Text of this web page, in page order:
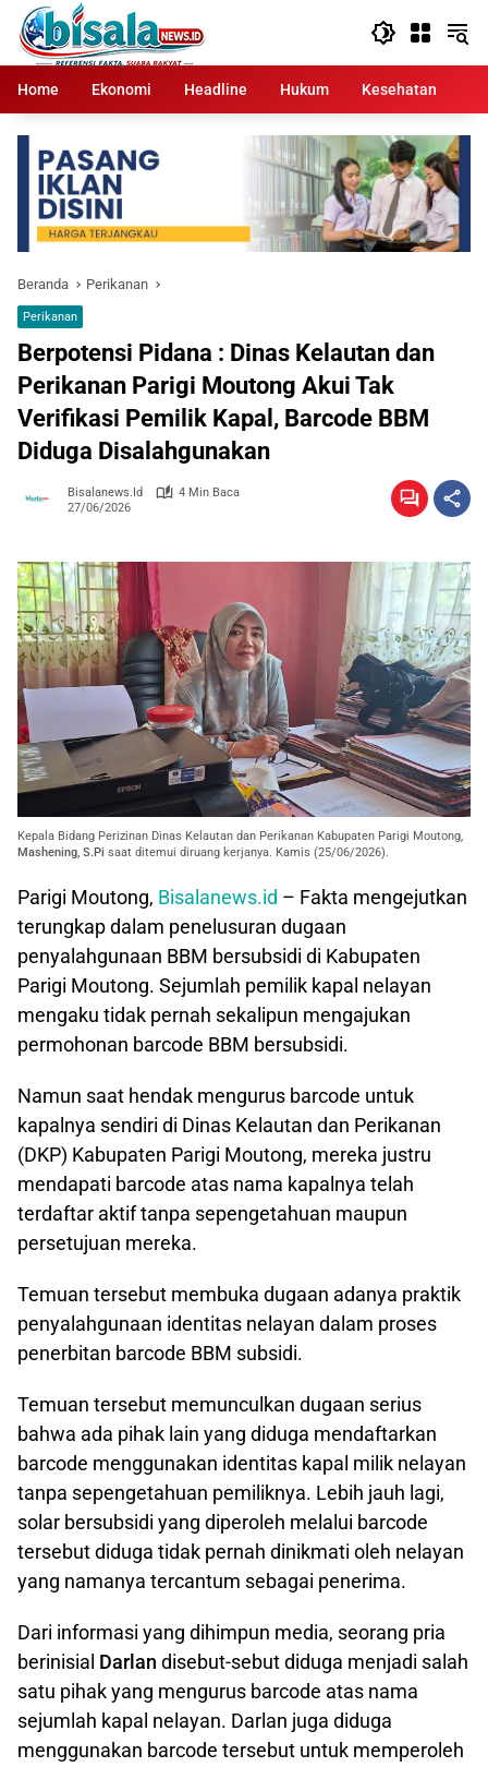
Langsung
konten
Home
Ekonomi Headline Hukum Kesehatan
Beranda Perikanan
Perikanan
Berpotensi Pidana : Dinas Kelautan dan
Perikanan Parigi Moutong Akui Tak
Verifikasi Pemilik Kapal, Barcode BBM
Diduga Disalahgunakan
Bisalanews.id
4 Min Baca
27/06/2026
Kepala Bidang Perizinan Dinas Kelautan dan Perikanan Kabupaten Parigi Moutong,
Mashening, S.Pi saat ditemui diruang kerjanya. Kamis (25/06/2026).
Parigi Moutong, Bisalanews.id – Fakta mengejutkan
terungkap dalam penelusuran dugaan
penyalahgunaan BBM bersubsidi di Kabupaten
Parigi Moutong. Sejumlah pemilik kapal nelayan
mengaku tidak pernah sekalipun mengajukan
permohonan barcode BBM bersubsidi.
Namun saat hendak mengurus barcode untuk
kapalnya sendiri di Dinas Kelautan dan Perikanan
(DKP) Kabupaten Parigi Moutong, mereka justru
mendapati barcode atas nama kapalnya telah
terdaftar aktif tanpa sepengetahuan maupun
persetujuan mereka.
Temuan tersebut membuka dugaan adanya praktik
penyalahgunaan identitas nelayan dalam proses
penerbitan barcode BBM subsidi.
Temuan tersebut memunculkan dugaan serius
bahwa ada pihak lain yang diduga mendaftarkan
barcode menggunakan identitas kapal milik nelayan
tanpa sepengetahuan pemiliknya. Lebih jauh lagi,
solar bersubsidi yang diperoleh melalui barcode
tersebut diduga tidak pernah dinikmati oleh nelayan
yang namanya tercantum sebagai penerima.
Dari informasi yang dihimpun media, seorang pria
berinisial Darlan disebut-sebut diduga menjadi salah
satu pihak yang mengurus barcode atas nama
sejumlah kapal nelayan. Darlan juga diduga
menggunakan barcode tersebut untuk memperoleh